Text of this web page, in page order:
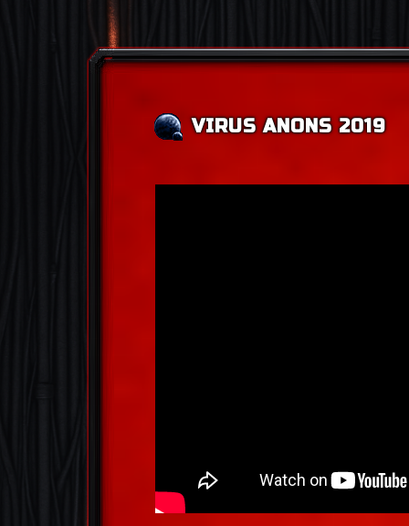
VIRUS ANONS 2019